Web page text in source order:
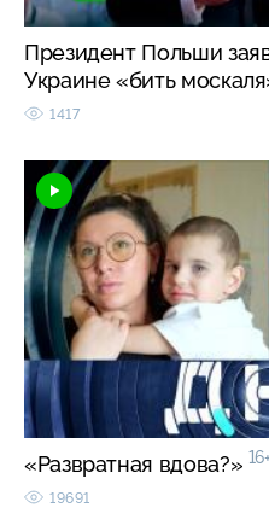
Президент Польши
Украине «бить
1417
«Развратная вдова?» 16+
19691